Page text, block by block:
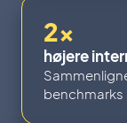
2x
højere
benchmarks